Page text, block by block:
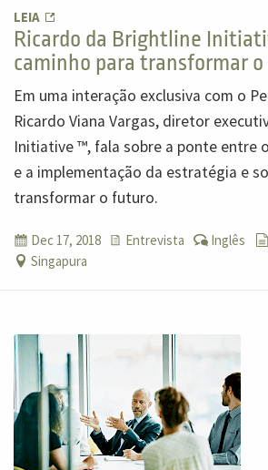
LEIA
Ricardo da Brightline
caminho para transformar
Em uma interação exclusiva com o
Ricardo Viana Vargas, diretor
Initiative ™, fala sobre a ponte entre
e a implementação da estratégia e
transformar o futuro.
Dec 17, 2018 Entrevista Inglês
Singapura